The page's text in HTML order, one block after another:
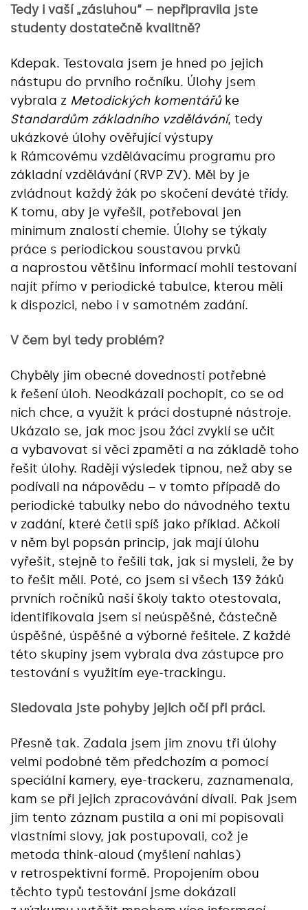
Tedy i vaší „zásluhou“ – nepřipravila jste
studenty dostatečně kvalitně?
Kdepak. Testovala jsem je hned po jejich
nástupu do prvního ročníku. Úlohy jsem
vybrala z Metodických komentářůke
Standardům základního vzdělávání, tedy
ukázkové úlohy ověřující výstupy
k Rámcovému vzdělávacímu programu pro
základní vzdělávání (RVP ZV). Měl by je
zvládnout každý žák po skočení deváté třídy.
K tomu, aby je vyřešil, potřeboval jen
minimum znalostí chemie. Úlohy se týkaly
práce s periodickou soustavou prvků
a naprostou většinu informací mohli testovaní
najít přímo v periodické tabulce, kterou měli
k dispozici, nebo i v samotném zadání.
V čem byl tedy problém?
Chyběly jim obecné dovednosti potřebné
k řešení úloh. Neodkázali pochopit, co se od
nich chce, a využít k práci dostupné nástroje.
Ukázalo se, jak moc jsou žáci zvyklí se učit
a vybavovat si věci zpaměti a na základě toho
řešit úlohy. Raději výsledek tipnou, než aby se
podívali na nápovědu – v tomto případě do
periodické tabulky nebo do návodného textu
v zadání, které četli spíš jako příklad. Ačkoli
v něm byl popsán princip, jak mají úlohu
vyřešit, stejně to řešili tak, jak si mysleli, že by
to řešit měli. Poté, co jsem si všech 139 žáků
prvních ročníků naší školy takto otestovala,
identifikovala jsem si neúspěšné, částečně
úspěšné, úspěšné a výborné řešitele. Z každé
této skupiny jsem vybrala dva zástupce pro
testování s využitím eye-trackingu.
Sledovala jste pohyby jejich očí při práci.
Přesně tak. Zadala jsem jim znovu tři úlohy
velmi podobné těm předchozím a pomocí
speciální kamery, eye-trackeru, zaznamenala,
kam se při jejich zpracovávání dívali. Pak jsem
jim tento záznam pustila a oni mi popisovali
vlastními slovy, jak postupovali, což je
metoda think-aloud (myšlení nahlas)
v retrospektivní formě. Propojením obou
těchto typů testování jsme dokázali